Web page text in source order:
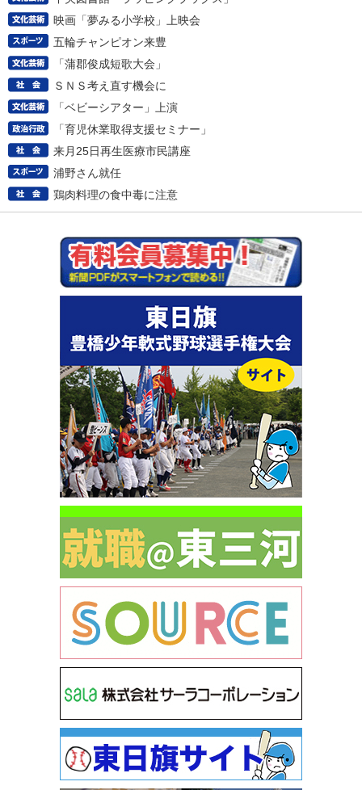
映画「夢みる小学校」上映会
五輪チャンピオン来豊
「蒲郡俊成短歌大会」
ＳＮＳ考え直す機会に
「ベビーシアター」上演
「育児休業取得支援セミナー」
来月25日再生医療市民講座
浦野さん就任
鶏肉料理の食中毒に注意